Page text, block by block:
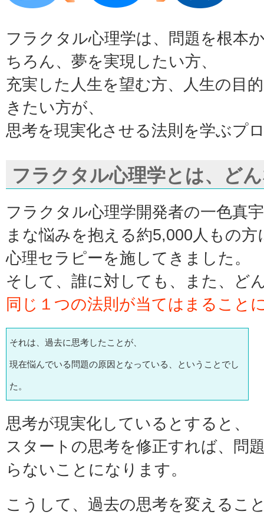
フラクタル心理学は、問題を根本
ちろん、夢を実現したい方、
充実した人生を望む方、人生の目
きたい方が、
思考を現実化させる法則を学ぶプ
フラクタル心理学とは、ど
フラクタル心理学開発者の一色真
まな悩みを抱える約5,000人もの方
心理セラピーを施してきました。
そして、誰に対しても、また、ど
同じ１つの法則が当てはまること
それは、過去に思考したことが、
現在悩んでいる問題の原因となっている、ということでし
た。
思考が現実化しているとすると、
スタートの思考を修正すれば、問
らないことになります。
こうして、過去の思考を変えるこ